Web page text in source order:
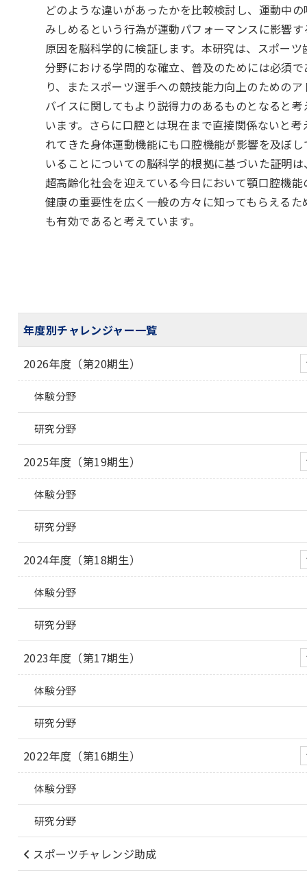
どのような違いがあったかを比較検討し、運動中の
みしめるという行為が運動パフォーマンスに影響す
原因を脳科学的に検証します。本研究は、スポーツ
分野における学問的な確立、普及のためには必須で
り、またスポーツ選手への競技能力向上のためのア
バイスに関してもより説得力のあるものとなると考
います。さらに口腔とは現在まで直接関係ないと考
れてきた身体運動機能にも口腔機能が影響を及ぼし
いることについての脳科学的根拠に基づいた証明は
超高齢化社会を迎えている今日において顎口腔機能
健康の重要性を広く一般の方々に知ってもらえるた
も有効であると考えています。
年度別チャレンジャー一覧
2026年度（第20期生）
体験分野
研究分野
2025年度（第19期生）
体験分野
研究分野
2024年度（第18期生）
体験分野
研究分野
2023年度（第17期生）
体験分野
研究分野
2022年度（第16期生）
体験分野
研究分野
スポーツチャレンジ助成